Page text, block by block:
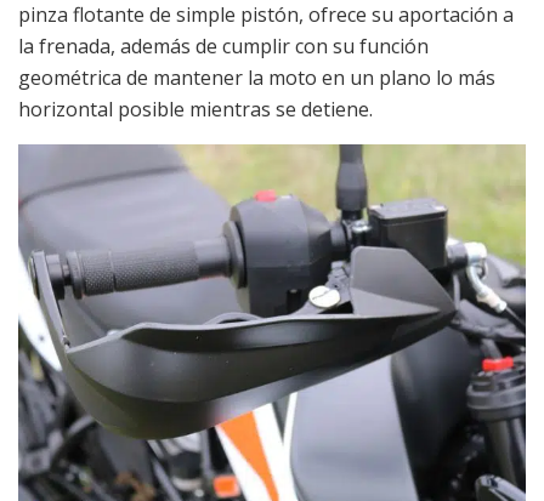
pinza flotante de simple pistón, ofrece su aportación a
la frenada, además de cumplir con su función
geométrica de mantener la moto en un plano lo más
horizontal posible mientras se detiene.